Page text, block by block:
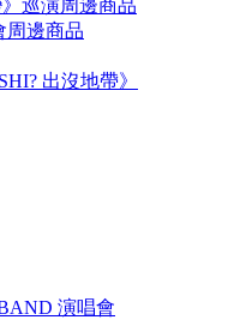
巡演周邊商品
周邊商品
出沒地帶》
演唱會